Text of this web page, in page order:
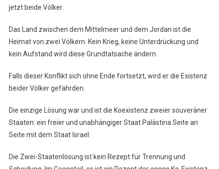
jetzt beide Völker.
Das Land zwischen dem Mittelmeer und dem Jordan ist die
Heimat von zwei Völkern. Kein Krieg, keine Unterdrückung und
kein Aufstand wird diese Grundtatsache ändern.
Falls dieser Konflikt sich ohne Ende fortsetzt, wird er die Existenz
beider Völker gefährden.
Die einzige Lösung war und ist die Koexistenz zweier souveräner
Staaten: ein freier und unabhängiger Staat Palästina Seite an
Seite mit dem Staat Israel.
Die Zwei-Staatenlösung ist kein Rezept für Trennung und